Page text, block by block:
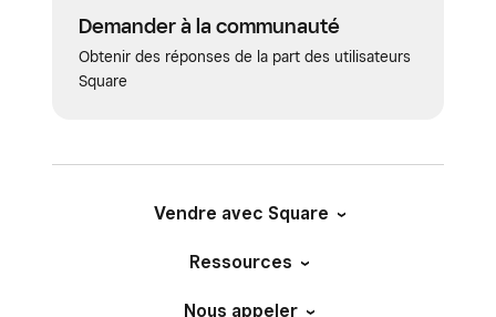
Demander à la communauté
Obtenir des réponses de la part des utilisateurs
Square
Vendre avec Square
Ressources
Nous appeler